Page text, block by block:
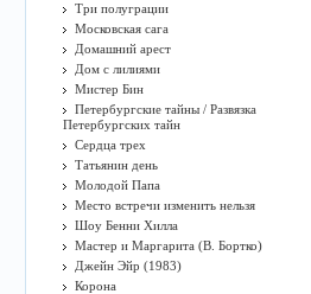
Три полуграции
Московская сага
Домашний арест
Дом с лилиями
Мистер Бин
Петербургские тайны / Развязка
Петербургских тайн
Сердца трех
Татьянин день
Молодой Папа
Место встречи изменить нельзя
Шоу Бенни Хилла
Мастер и Маргарита (В. Бортко)
Джейн Эйр (1983)
Корона